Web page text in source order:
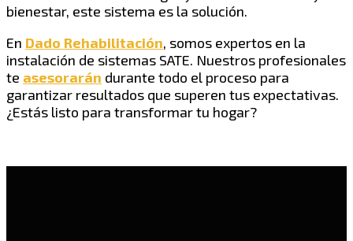
bienestar, este sistema es la solución.
En Dado Rehabilitación, somos expertos en la
instalación de sistemas SATE. Nuestros profesionales
te asesorarán durante todo el proceso para
garantizar resultados que superen tus expectativas.
¿Estás listo para transformar tu hogar?